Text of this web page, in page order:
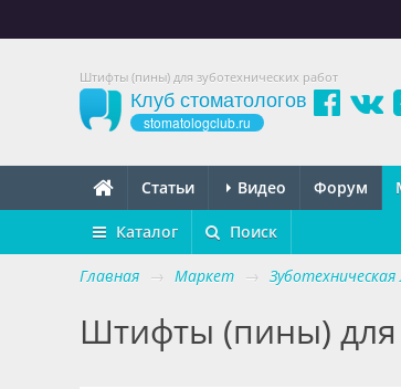
Штифты (пины) для зуботехнических работ
Клуб стоматологов
stomatologclub.ru
Статьи Видео Форум
Каталог Поиск
Главная → Маркет →
Штифты (пины) для